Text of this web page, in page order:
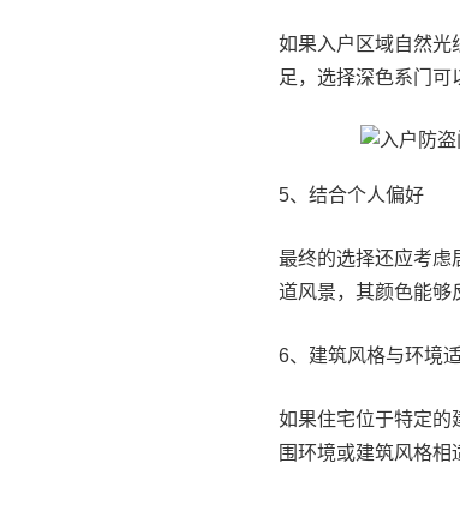
如果入户区域自然光
足，选择深色系门可
5、结合个人偏好
最终的选择还应考虑
道风景，其颜色能够
6、建筑风格与环境
如果住宅位于特定的
围环境或建筑风格相